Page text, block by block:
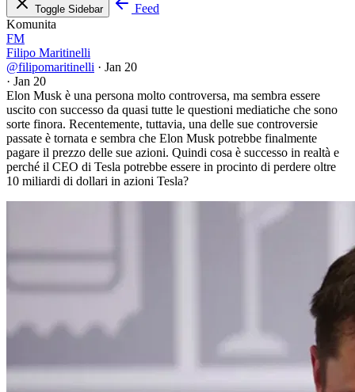
Toggle Sidebar
Feed
Komunita
FM
Filipo Maritinelli
@filipomaritinelli · Jan 20
· Jan 20
Elon Musk è una persona molto controversa, ma sembra essere
uscito con successo da quasi tutte le questioni mediatiche che sono
sorte finora. Recentemente, tuttavia, una delle sue controversie
passate è tornata e sembra che Elon Musk potrebbe finalmente
pagare il prezzo delle sue azioni. Quindi cosa è successo in realtà e
perché il CEO di Tesla potrebbe essere in procinto di perdere oltre
10 miliardi di dollari in azioni Tesla?